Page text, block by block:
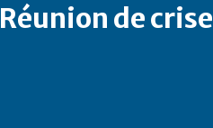
Réunion de crise